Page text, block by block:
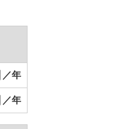
／年
／年